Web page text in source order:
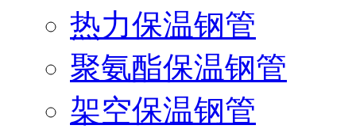
热力保温钢管
聚氨酯保温钢管
架空保温钢管